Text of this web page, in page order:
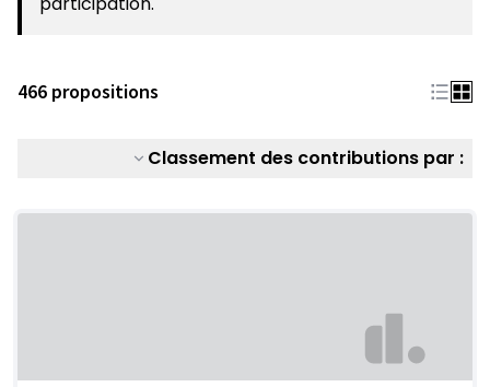
466 propositions
Classement des contributions par :